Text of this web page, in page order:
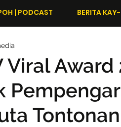
| PODCAST BERITA
Viral